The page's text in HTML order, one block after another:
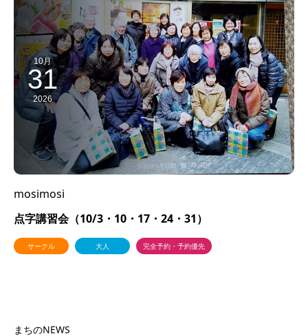
10月
31
2026
mosimosi
点字講習会（10/3・10・17・24・31）
サークル 大人 完全予約・予約優先
まちのNEWS